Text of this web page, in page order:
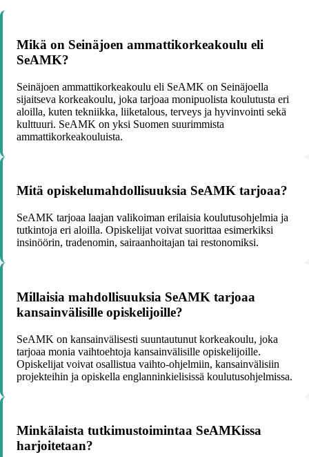
Mikä on Seinäjoen ammattikorkeakoulu eli
SeAMK?
Seinäjoen ammattikorkeakoulu eli SeAMK on Seinäjoella
sijaitseva korkeakoulu, joka tarjoaa monipuolista koulutusta eri
aloilla, kuten tekniikka, liiketalous, terveys ja hyvinvointi sekä
kulttuuri. SeAMK on yksi Suomen suurimmista
ammattikorkeakouluista.
Mitä opiskelumahdollisuuksia SeAMK tarjoaa?
SeAMK tarjoaa laajan valikoiman erilaisia koulutusohjelmia ja
tutkintoja eri aloilla. Opiskelijat voivat suorittaa esimerkiksi
insinöörin, tradenomin, sairaanhoitajan tai restonomiksi.
Millaisia mahdollisuuksia SeAMK tarjoaa
kansainvälisille opiskelijoille?
SeAMK on kansainvälisesti suuntautunut korkeakoulu, joka
tarjoaa monia vaihtoehtoja kansainvälisille opiskelijoille.
Opiskelijat voivat osallistua vaihto-ohjelmiin, kansainvälisiin
projekteihin ja opiskella englanninkielisissä koulutusohjelmissa.
Minkälaista tutkimustoimintaa SeAMKissa
harjoitetaan?